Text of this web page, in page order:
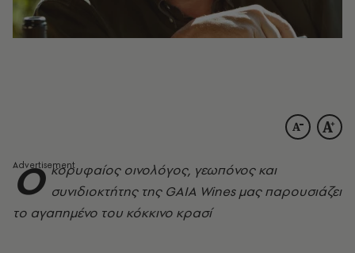
Ο κορυφαίος οινολόγος, γεωπόνος και
συνιδιοκτήτης της GAIA Wines μας παρουσιάζει
το αγαπημένο του κόκκινο κρασί